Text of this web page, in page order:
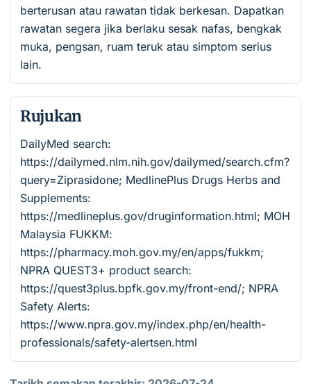
berterusan atau rawatan tidak berkesan. Dapatkan
rawatan segera jika berlaku sesak nafas, bengkak
muka, pengsan, ruam teruk atau simptom serius
lain.
Rujukan
DailyMed search:
https://dailymed.nlm.nih.gov/dailymed/search.cfm?
query=Ziprasidone; MedlinePlus Drugs Herbs and
Supplements:
https://medlineplus.gov/druginformation.html; MOH
Malaysia FUKKM:
https://pharmacy.moh.gov.my/en/apps/fukkm;
NPRA QUEST3+ product search:
https://quest3plus.bpfk.gov.my/front-end/; NPRA
Safety Alerts:
https://www.npra.gov.my/index.php/en/health-
professionals/safety-alertsen.html